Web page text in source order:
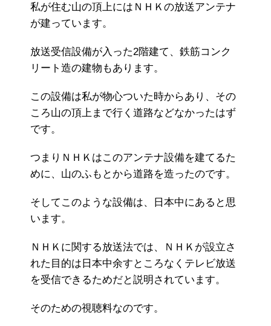
私が住む山の頂上にはＮＨＫの放送アンテナ
が建っています。
放送受信設備が入った2階建て、鉄筋コンク
リート造の建物もあります。
この設備は私が物心ついた時からあり、その
ころ山の頂上まで行く道路などなかったはず
です。
つまりＮＨＫはこのアンテナ設備を建てるた
めに、山のふもとから道路を造ったのです。
そしてこのような設備は、日本中にあると思
います。
ＮＨＫに関する放送法では、ＮＨＫが設立さ
れた目的は日本中余すところなくテレビ放送
を受信できるためだと説明されています。
そのための視聴料なのです。